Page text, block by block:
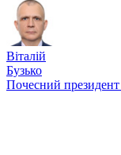
Віталій
Бузько
Почесний